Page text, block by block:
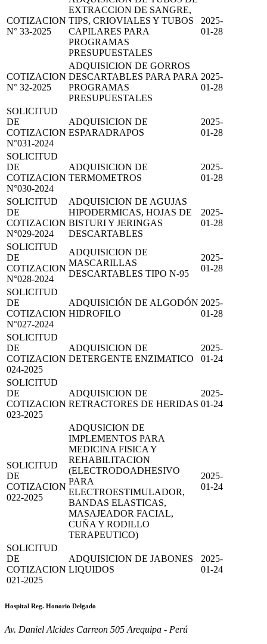
COTIZACION
N° 33-2025
EXTRACCION DE SANGRE,
TIPS, CRIOVIALES Y TUBOS
CAPILARES PARA
PROGRAMAS
PRESUPUESTALES
2025-
01-28
COTIZACION
N° 32-2025
ADQUISICION DE GORROS
DESCARTABLES PARA PARA
PROGRAMAS
PRESUPUESTALES
2025-
01-28
SOLICITUD
DE
COTIZACION
N°031-2024
ADQUISICION DE
ESPARADRAPOS
2025-
01-28
SOLICITUD
DE
COTIZACION
N°030-2024
ADQUISICION DE
TERMOMETROS
2025-
01-28
SOLICITUD
DE
COTIZACION
N°029-2024
ADQUISICION DE AGUJAS
HIPODERMICAS, HOJAS DE
BISTURI Y JERINGAS
DESCARTABLES
2025-
01-28
SOLICITUD
DE
COTIZACION
N°028-2024
ADQUISICION DE
MASCARILLAS
DESCARTABLES TIPO N-95
2025-
01-28
SOLICITUD
DE
COTIZACION
N°027-2024
ADQUISICIÓN DE ALGODÓN
HIDROFILO
2025-
01-28
SOLICITUD
DE
COTIZACION
024-2025
ADQUISICION DE
DETERGENTE ENZIMATICO
2025-
01-24
SOLICITUD
DE
COTIZACION
023-2025
ADQUISICION DE
RETRACTORES DE HERIDAS
2025-
01-24
SOLICITUD
DE
COTIZACION
022-2025
ADQUSICION DE
IMPLEMENTOS PARA
MEDICINA FISICA Y
REHABILITACION
(ELECTRODOADHESIVO
PARA
ELECTROESTIMULADOR,
BANDAS ELASTICAS,
MASAJEADOR FACIAL,
CUÑA Y RODILLO
TERAPEUTICO)
2025-
01-24
SOLICITUD
DE
COTIZACION
021-2025
ADQUISICION DE JABONES
LIQUIDOS
2025-
01-24
Hospital Reg. Honorio Delgado
Av. Daniel Alcides Carreon 505 Arequipa - Perú